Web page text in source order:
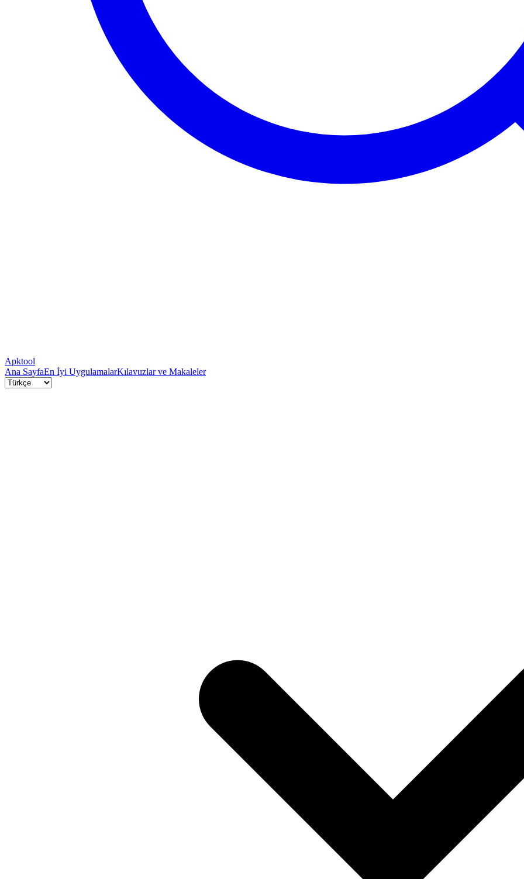
Apktool
Ana SayfaEn İyi UygulamalarKılavuzlar ve Makaleler